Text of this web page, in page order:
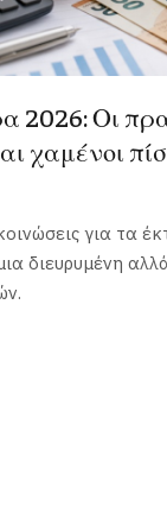
2026: Οι
χαμένοι
για τα
διευρυμένη